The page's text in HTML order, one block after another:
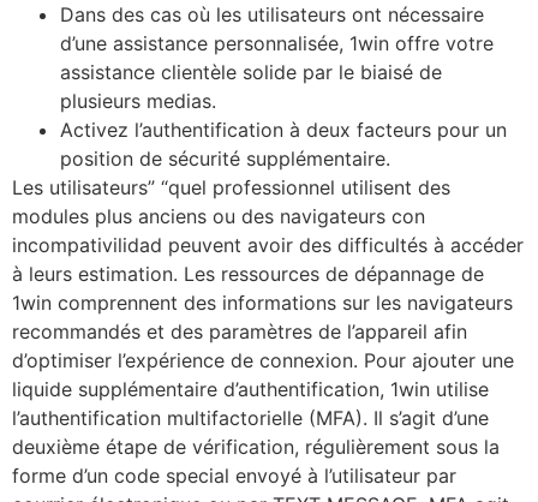
Dans des cas où les utilisateurs ont nécessaire
d’une assistance personnalisée, 1win offre votre
assistance clientèle solide par le biaisé de
plusieurs medias.
Activez l’authentification à deux facteurs pour un
position de sécurité supplémentaire.
Les utilisateurs” “quel professionnel utilisent des
modules plus anciens ou des navigateurs con
incompativilidad peuvent avoir des difficultés à accéder
à leurs estimation. Les ressources de dépannage de
1win comprennent des informations sur les navigateurs
recommandés et des paramètres de l’appareil afin
d’optimiser l’expérience de connexion. Pour ajouter une
liquide supplémentaire d’authentification, 1win utilise
l’authentification multifactorielle (MFA). Il s’agit d’une
deuxième étape de vérification, régulièrement sous la
forme d’un code special envoyé à l’utilisateur par